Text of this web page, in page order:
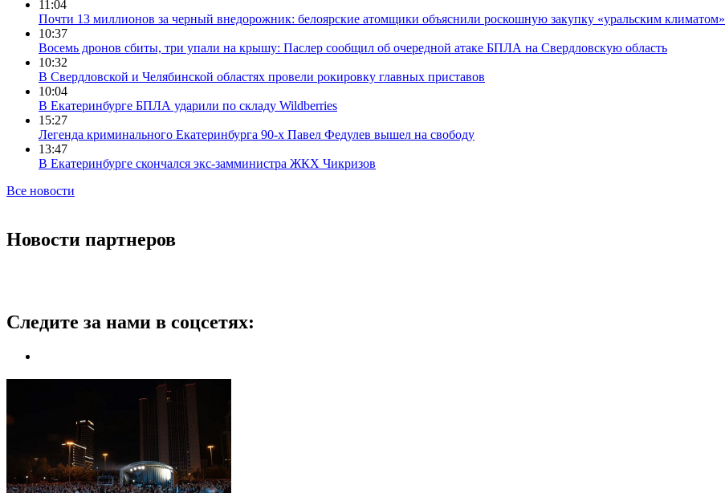
11:04
Почти 13 миллионов за черный внедорожник: белоярские атомщики объяснили роскошную закупку «уральским климатом»
10:37
Восемь дронов сбиты, три упали на крышу: Паслер сообщил об очередной атаке БПЛА на Свердловскую область
10:32
В Свердловской и Челябинской областях провели рокировку главных приставов
10:04
В Екатеринбурге БПЛА ударили по складу Wildberries
15:27
Легенда криминального Екатеринбурга 90-х Павел Федулев вышел на свободу
13:47
В Екатеринбурге скончался экс-замминистра ЖКХ Чикризов
Все новости
Новости партнеров
Следите за нами в соцсетях: